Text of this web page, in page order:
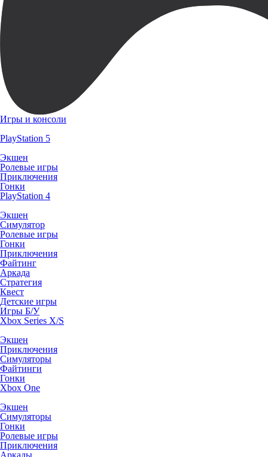
Игры и консоли
PlayStation 5
Экшен
Ролевые игры
Приключения
Гонки
PlayStation 4
Экшен
Симулятор
Ролевые игры
Гонки
Приключения
Файтинг
Аркада
Стратегия
Квест
Детские игры
Игры Б/У
Xbox Series X/S
Экшен
Приключения
Симуляторы
Файтинги
Гонки
Xbox One
Экшен
Симуляторы
Гонки
Ролевые игры
Приключения
Аркады